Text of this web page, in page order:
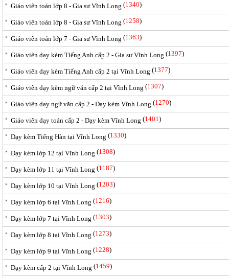
Giáo viên toán lớp 8 - Gia sư Vĩnh Long (1340)
Giáo viên toán lớp 8 - Gia sư Vĩnh Long (1258)
Giáo viên toán lớp 7 - Gia sư Vĩnh Long (1363)
Giáo viên dạy kèm Tiếng Anh cấp 2 - Gia sư Vĩnh Long (1397)
Giáo viên dạy kèm Tiếng Anh cấp 2 tại Vĩnh Long (1377)
Giáo viên dạy kèm ngữ văn cấp 2 tại Vĩnh Long (1307)
Giáo viên dạy ngữ văn cấp 2 - Dạy kèm Vĩnh Long (1270)
Giáo viên dạy toán cấp 2 - Dạy kèm Vĩnh Long (1401)
Dạy kèm Tiếng Hàn tại Vĩnh Long (1330)
Dạy kèm lớp 12 tại Vĩnh Long (1308)
Dạy kèm lớp 11 tại Vĩnh Long (1187)
Dạy kèm lớp 10 tại Vĩnh Long (1203)
Dạy kèm lớp 6 tại Vĩnh Long (1216)
Dạy kèm lớp 7 tại Vĩnh Long (1303)
Dạy kèm lớp 8 tại Vĩnh Long (1273)
Dạy kèm lớp 9 tại Vĩnh Long (1228)
Dạy kèm cấp 2 tại Vĩnh Long (1459)